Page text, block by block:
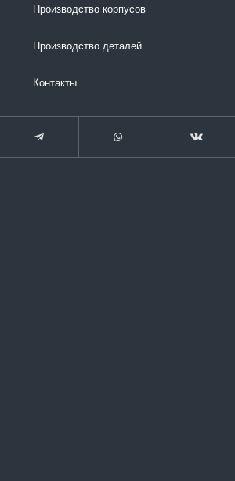
Производство корпусов
Производство деталей
Контакты